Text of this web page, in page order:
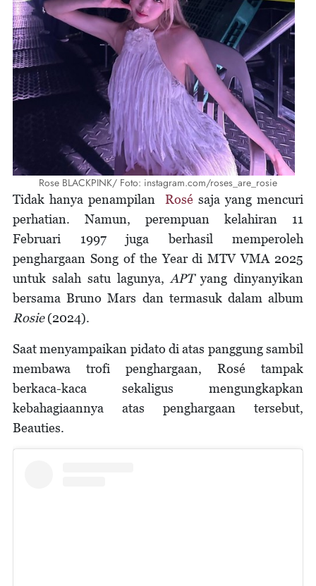
Rose BLACKPINK/ Foto: instagram.com/roses_are_rosie
Tidak hanya penampilan Rosé saja yang mencuri
perhatian. Namun, perempuan kelahiran 11
Februari 1997 juga berhasil memperoleh
penghargaan Song of the Year di MTV VMA 2025
untuk salah satu lagunya, APTyang dinyanyikan
bersama Bruno Mars dan termasuk dalam album
Rosie(2024).
Saat menyampaikan pidato di atas panggung sambil
membawa trofi penghargaan, Rosé tampak
berkaca-kaca sekaligus mengungkapkan
kebahagiaannya atas penghargaan tersebut,
Beauties.